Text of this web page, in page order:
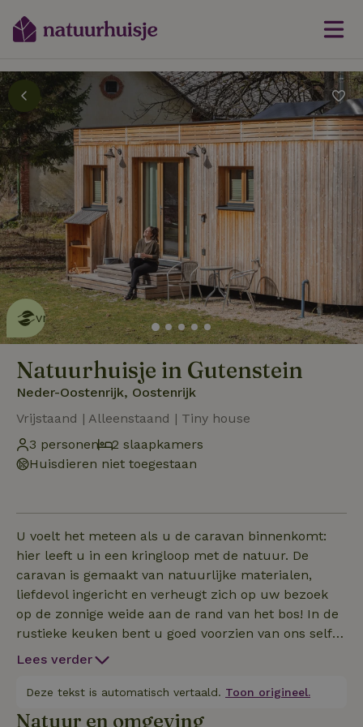
Dit natuurhuisje is eco-
vriendelijklees meer
Natuurhuisje in Gutenstein
Neder-Oostenrijk, Oostenrijk
Vrijstaand | Alleenstaand | Tiny house
3 personen
2 slaapkamers
Huisdieren niet toegestaan
U voelt het meteen als u de caravan binnenkomt:
hier leeft u in een kringloop met de natuur. De
caravan is gemaakt van natuurlijke materialen,
liefdevol ingericht en verheugt zich op uw bezoek
op de zonnige weide aan de rand van het bos! In de
rustieke keuken bent u goed voorzien van ons self-
catering aanbod, in het gezellige slaapgedeelte kunt
nestelen. De badkamer is uitgerust met een
artistieke mozaïek douche en een innovatief bio-
Lees verder
Deze tekst is automatisch vertaald. Toon origineel.
Natuur en omgeving